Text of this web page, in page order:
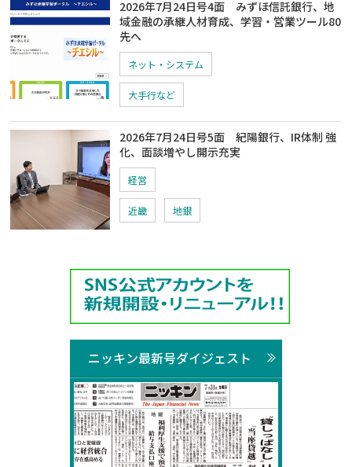
2026年7月24日号4面 みずほ信託銀行、地
域金融の承継人材育成、学習・営業ツール80
先へ
ネット・システム
大手行など
2026年7月24日号5面 紀陽銀行、IR体制 強
化、面談増やし開示充実
経営
近畿 地銀
ニッキン最新号ダイジェスト